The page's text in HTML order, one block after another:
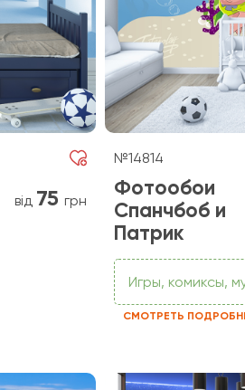
від 75 грн
№14814
Фотообои
Спанчбоб и
Патрик
Игры, комиксы,
СМОТРЕТЬ